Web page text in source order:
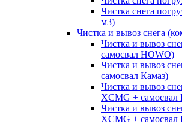
Чистка снега
м3)
Чистка и вывоз снега
Чистка и вывоз
самосвал HOWO)
Чистка и вывоз
самосвал Камаз)
Чистка и вывоз
XCMG + самосвал
Чистка и вывоз
XCMG + самосвал